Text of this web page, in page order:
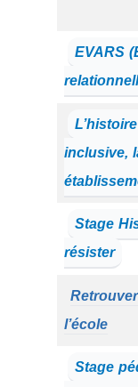
EVARS
inclusive,
Stage
résister
l’école
Stage